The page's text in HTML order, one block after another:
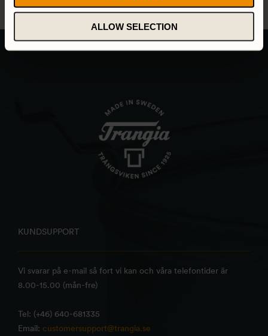
ALLOW SELECTION
KUNDSUPPORT
Vi svarar på e-mail så fort vi kan och våra telefontider är
8.00-15.00 (mån-fre)
Tel: (+46) 640-681335
Email: customersupport@trangia.se